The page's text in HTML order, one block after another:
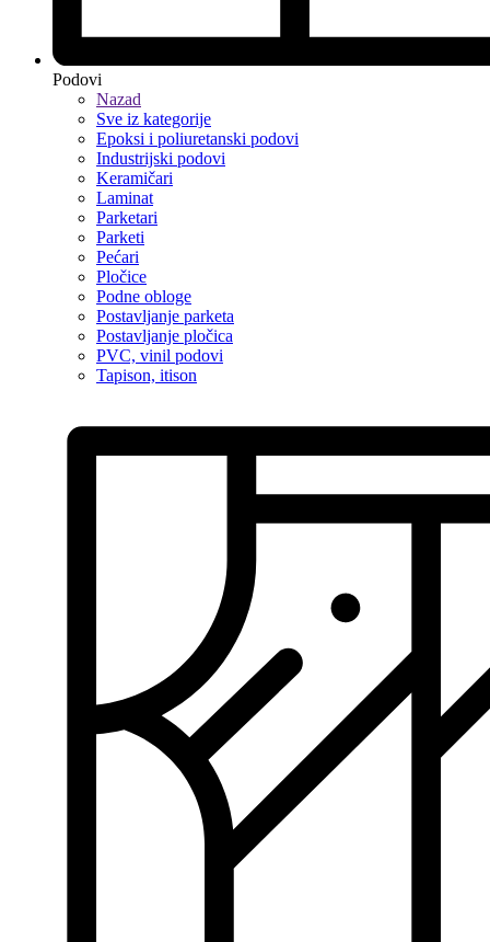
Podovi
Nazad
Sve iz kategorije
Epoksi i poliuretanski podovi
Industrijski podovi
Keramičari
Laminat
Parketari
Parketi
Pećari
Pločice
Podne obloge
Postavljanje parketa
Postavljanje pločica
PVC, vinil podovi
Tapison, itison